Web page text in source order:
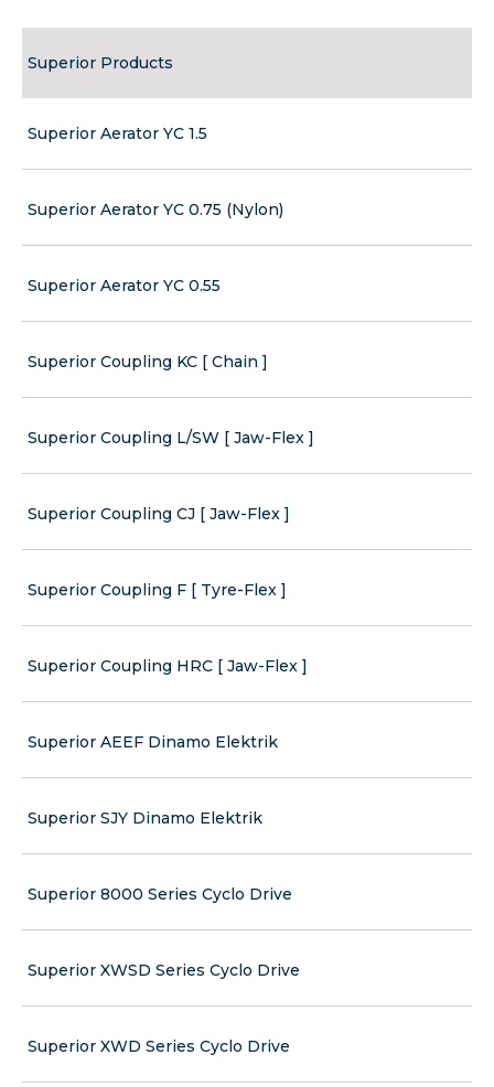
Superior Products
Superior Aerator YC 1.5
Superior Aerator YC 0.75 (Nylon)
Superior Aerator YC 0.55
Superior Coupling KC [ Chain ]
Superior Coupling L/SW [ Jaw-Flex ]
Superior Coupling CJ [ Jaw-Flex ]
Superior Coupling F [ Tyre-Flex ]
Superior Coupling HRC [ Jaw-Flex ]
Superior AEEF Dinamo Elektrik
Superior SJY Dinamo Elektrik
Superior 8000 Series Cyclo Drive
Superior XWSD Series Cyclo Drive
Superior XWD Series Cyclo Drive